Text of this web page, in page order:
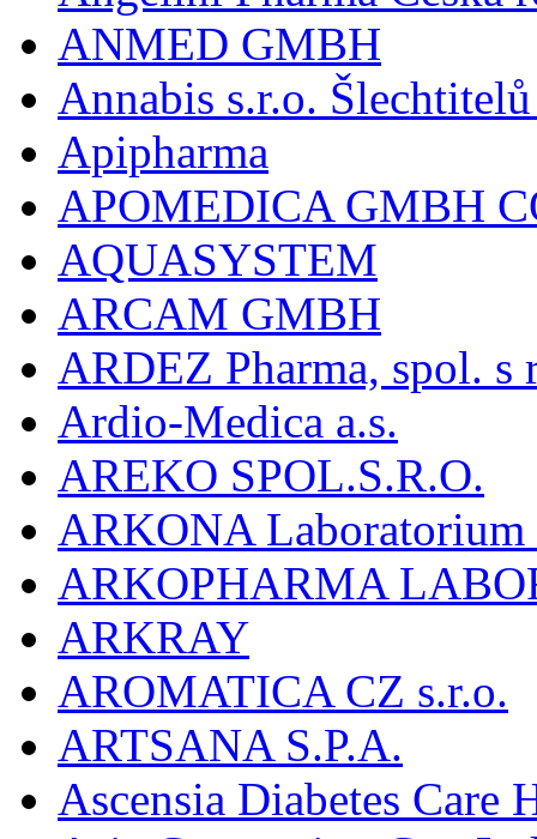
ANMED GMBH
Annabis s.r.o.
Apipharma
APOMEDICA GMBH
AQUASYSTEM
ARCAM GMBH
ARDEZ Pharma, spol. s
Ardio-Medica a.s.
AREKO SPOL.S.R.O.
ARKONA
ARKOPHARMA
ARKRAY
AROMATICA CZ s.r.o.
ARTSANA S.P.A.
Ascensia Diabetes Care